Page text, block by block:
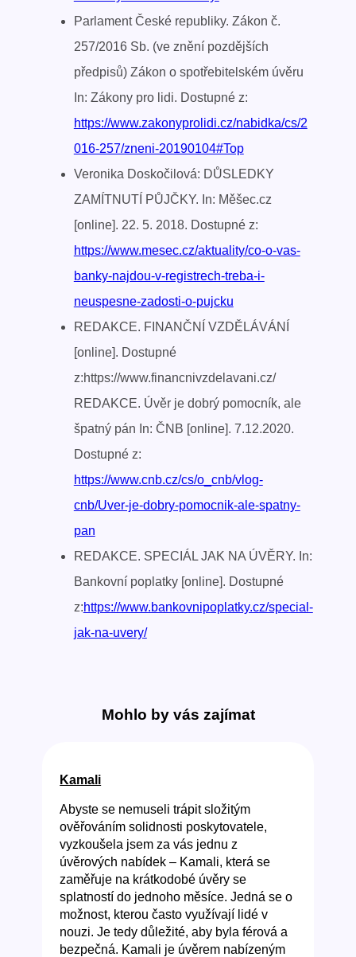
Parlament České republiky. Zákon č.
257/2016 Sb. (ve znění pozdějších
předpisů) Zákon o spotřebitelském úvěru
In: Zákony pro lidi. Dostupné z:
https://www.zakonyprolidi.cz/nabidka/cs/2
016-257/zneni-20190104#Top
Veronika Doskočilová: DŮSLEDKY
ZAMÍTNUTÍ PŮJČKY. In: Měšec.cz
[online]. 22. 5. 2018. Dostupné z:
https://www.mesec.cz/aktuality/co-o-vas-
banky-najdou-v-registrech-treba-i-
neuspesne-zadosti-o-pujcku
REDAKCE. FINANČNÍ VZDĚLÁVÁNÍ
[online]. Dostupné
z:https://www.financnivzdelavani.cz/
REDAKCE. Úvěr je dobrý pomocník, ale
špatný pán In: ČNB [online]. 7.12.2020.
Dostupné z:
https://www.cnb.cz/cs/o_cnb/vlog-
cnb/Uver-je-dobry-pomocnik-ale-spatny-
pan
REDAKCE. SPECIÁL JAK NA ÚVĚRY. In:
Bankovní poplatky [online]. Dostupné
z:https://www.bankovnipoplatky.cz/special-
jak-na-uvery/
Mohlo by vás zajímat
Kamali
Abyste se nemuseli trápit složitým
ověřováním solidnosti poskytovatele,
vyzkoušela jsem za vás jednu z
úvěrových nabídek – Kamali, která se
zaměřuje na krátkodobé úvěry se
splatností do jednoho měsíce. Jedná se o
možnost, kterou často využívají lidé v
nouzi. Je tedy důležité, aby byla férová a
bezpečná. Kamali je úvěrem nabízeným